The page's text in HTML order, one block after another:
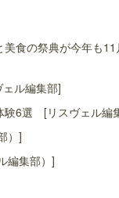
食の祭典が今年も
ル編集部]
験6選 [リスヴェル編
）]
編集部）]